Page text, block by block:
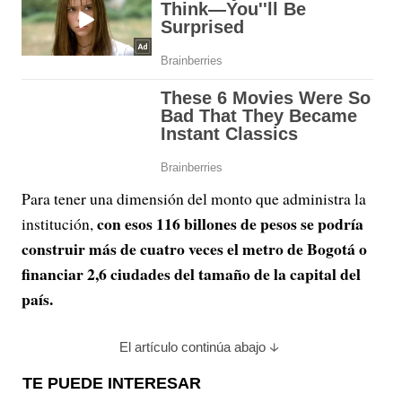
Para tener una dimensión del monto que administra la
institución,con esos 116 billones de pesos se podría
construir más de cuatro veces el metro de Bogotá o
financiar 2,6 ciudades del tamaño de la capital del
país.
El artículo continúa abajo
TE PUEDE INTERESAR